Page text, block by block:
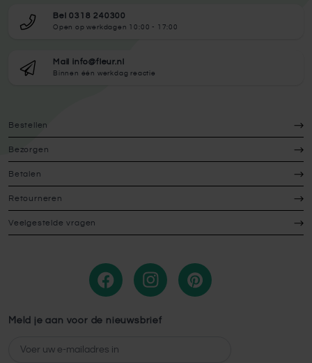
Bel 0318 240300
Open op werkdagen 10:00 - 17:00
Mail info@fleur.nl
Binnen één werkdag reactie
Bestellen
Bezorgen
Betalen
Retourneren
Veelgestelde vragen
Meld je aan voor de nieuwsbrief
E-mailadres